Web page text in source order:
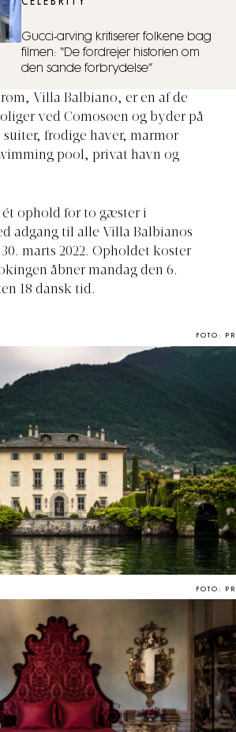
Gucci-arving kritiserer folkene bag
filmen: “De fordrejer historien om
den sande forbrydelse”
Villa Balbiano, er en af de
ved Comosøen og byder på
suiter, frodige haver, marmor
pool, privat havn og
ophold for to gæster i
adgang til alle Villa Balbianos
marts 2022. Opholdet koster
åbner mandag den 6.
18 dansk tid.
FOTO: PR
FOTO: PR